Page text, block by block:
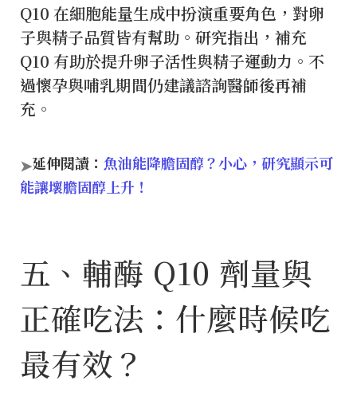
Q10 在細胞能量生成中扮演重要角色，對卵
子與精子品質皆有幫助。研究指出，補充
Q10 有助於提升卵子活性與精子運動力。不
過懷孕與哺乳期間仍建議諮詢醫師後再補
充。
➤延伸閱讀： 魚油能降膽固醇？小心，研究顯示可
能讓壞膽固醇上升！
五、輔酶 Q10 劑量與
正確吃法：什麼時候吃
最有效？